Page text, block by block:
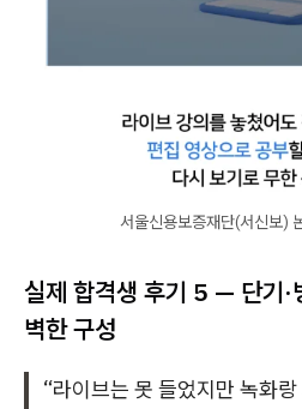
서울신용보증재단(서신보)
실제 합격생 후기 5 — 단기·
벽한 구성
“라이브는 못 들었지만 녹화